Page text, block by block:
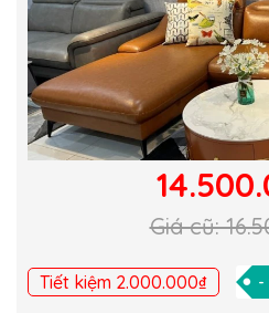
Giá cũ:
Tiết kiệm 2.000.000₫ -